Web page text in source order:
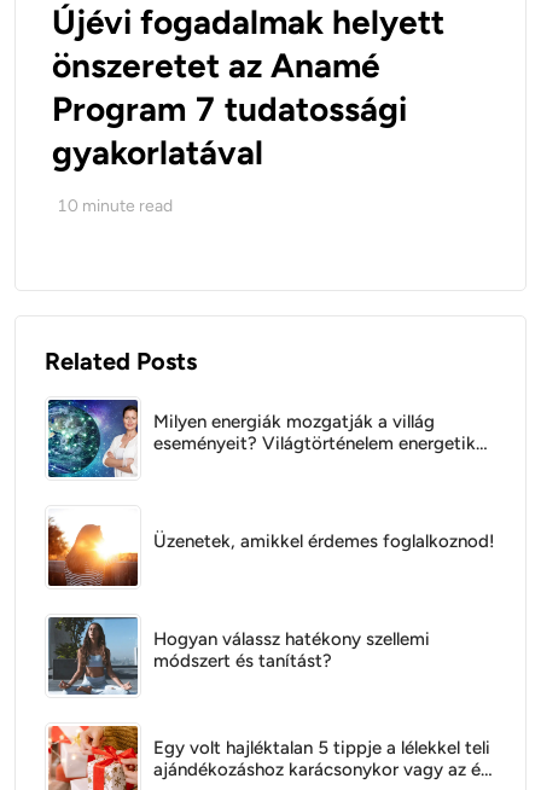
Újévi fogadalmak helyett
önszeretet az Anamé
Program 7 tudatossági
gyakorlatával
10 minute read
Related Posts
Milyen energiák mozgatják a villág
eseményeit? Világtörténelem energetikai
Üzenetek, amikkel érdemes foglalkoznod!
Hogyan válassz hatékony szellemi
módszert és tanítást?
Egy volt hajléktalan 5 tippje a lélekkel teli
ajándékozáshoz karácsonykor vagy az év